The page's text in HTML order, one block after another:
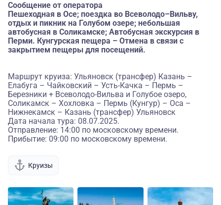
Сообщение от оператора
Пешеходная в Осе; поездка во Всеволодо–Вильву,
отдых и пикник на Голубом озере; небольшая
автобусная в Соликамске; Автобусная экскурсия в
Перми. Кунгурская пещера – Отмена в связи с
закрытием пещеры для посещений.
Маршрут круиза: Ульяновск (трансфер) Казань –
Елабуга – Чайковский – Усть-Качка – Пермь –
Березники + Всеволодо-Вильва и Голубое озеро,
Соликамск – Хохловка – Пермь (Кунгур) – Оса –
Нижнекамск – Казань (трансфер) Ульяновск
Дата начала тура: 08.07.2025.
Отправление: 14:00 по московскому времени.
Прибытие: 09:00 по московскому времени.
Круизы